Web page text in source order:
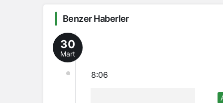
Benzer Haberler
30
Mart
8:06